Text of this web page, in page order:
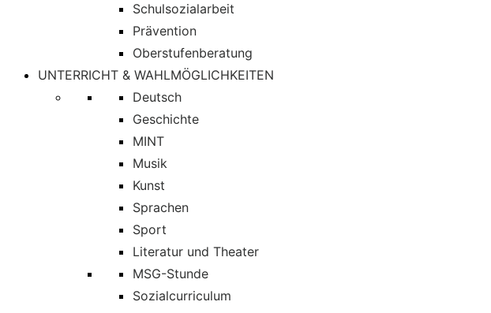
Schulsozialarbeit
Prävention
Oberstufenberatung
UNTERRICHT & WAHLMÖGLICHKEITEN
Deutsch
Geschichte
MINT
Musik
Kunst
Sprachen
Sport
Literatur und Theater
MSG-Stunde
Sozialcurriculum